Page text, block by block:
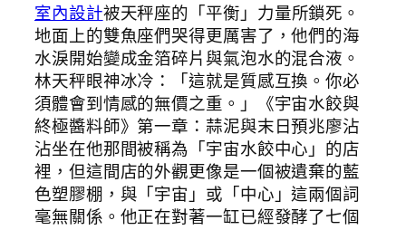
室內設計被天秤座的「平衡」力量所鎖死。
地面上的雙魚座們哭得更厲害了，他們的海
水淚開始變成金箔碎片與氣泡水的混合液。
林天秤眼神冰冷：「這就是質感互換。你必
須體會到情感的無價之重。」《宇宙水餃與
終極醬料師》第一章：蒜泥與末日預兆廖沾
沾坐在他那間被稱為「宇宙水餃中心」的店
裡，但這間店的外觀更像是一個被遺棄的藍
色塑膠棚，與「宇宙」或「中心」這兩個詞
毫無關係。他正在對著一缸已經發酵了七個